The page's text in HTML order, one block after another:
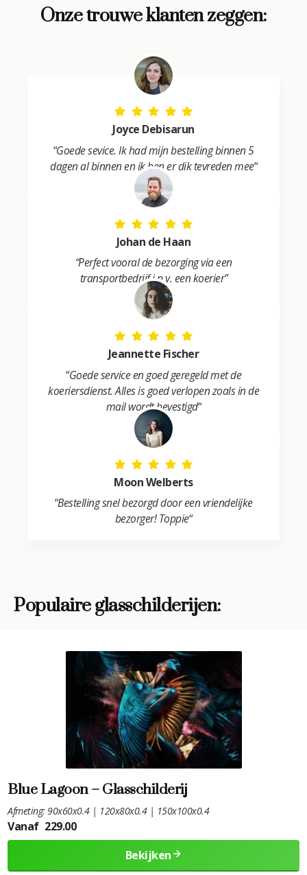
Onze trouwe klanten zeggen:
Joyce Debisarun
“Goede sevice. Ik had mijn bestelling binnen 5
dagen al binnen en ik ben er dik tevreden mee“
Johan de Haan
“Perfect vooral de bezorging via een
transportbedrijf i.p.v. een koerier”
Jeannette Fischer
“Goede service en goed geregeld met de
koeriersdienst. Alles is goed verlopen zoals in de
mail wordt bevestigd“
Moon Welberts
“Bestelling snel bezorgd door een vriendelijke
bezorger! Toppie“
Populaire glasschilderijen:
Blue Lagoon – Glasschilderij
Afmeting: 90x60x0.4 | 120x80x0.4 | 150x100x0.4
Vanaf 229.00
Bekijken